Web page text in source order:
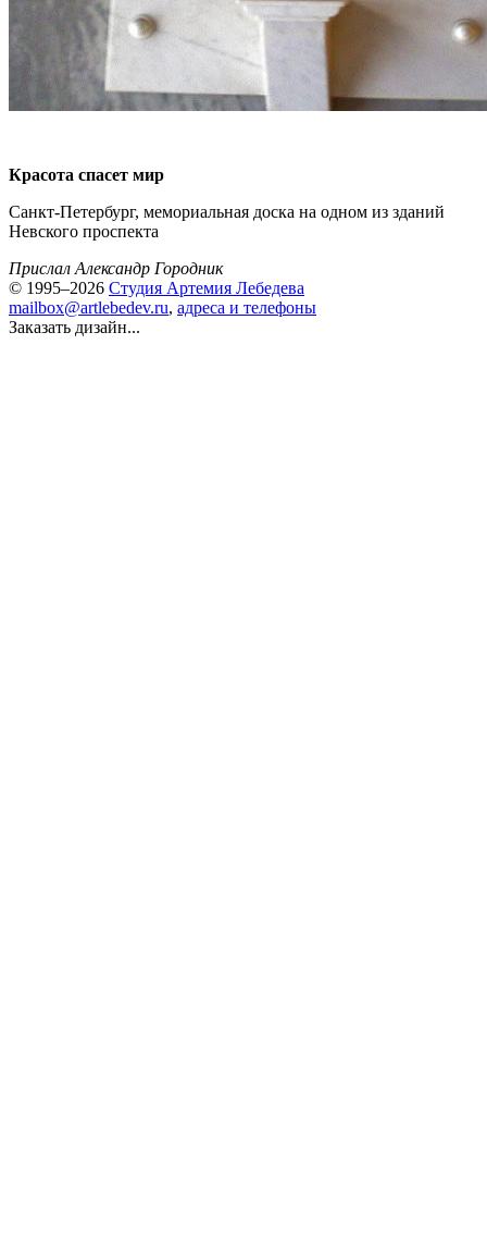
Красота спасет мир
Санкт-Петербург, мемориальная доска на одном из зданий
Невского проспекта
Прислал Александр Городник
© 1995–2026 Студия Артемия Лебедева
mailbox@artlebedev.ru, адреса и телефоны
Заказать дизайн...